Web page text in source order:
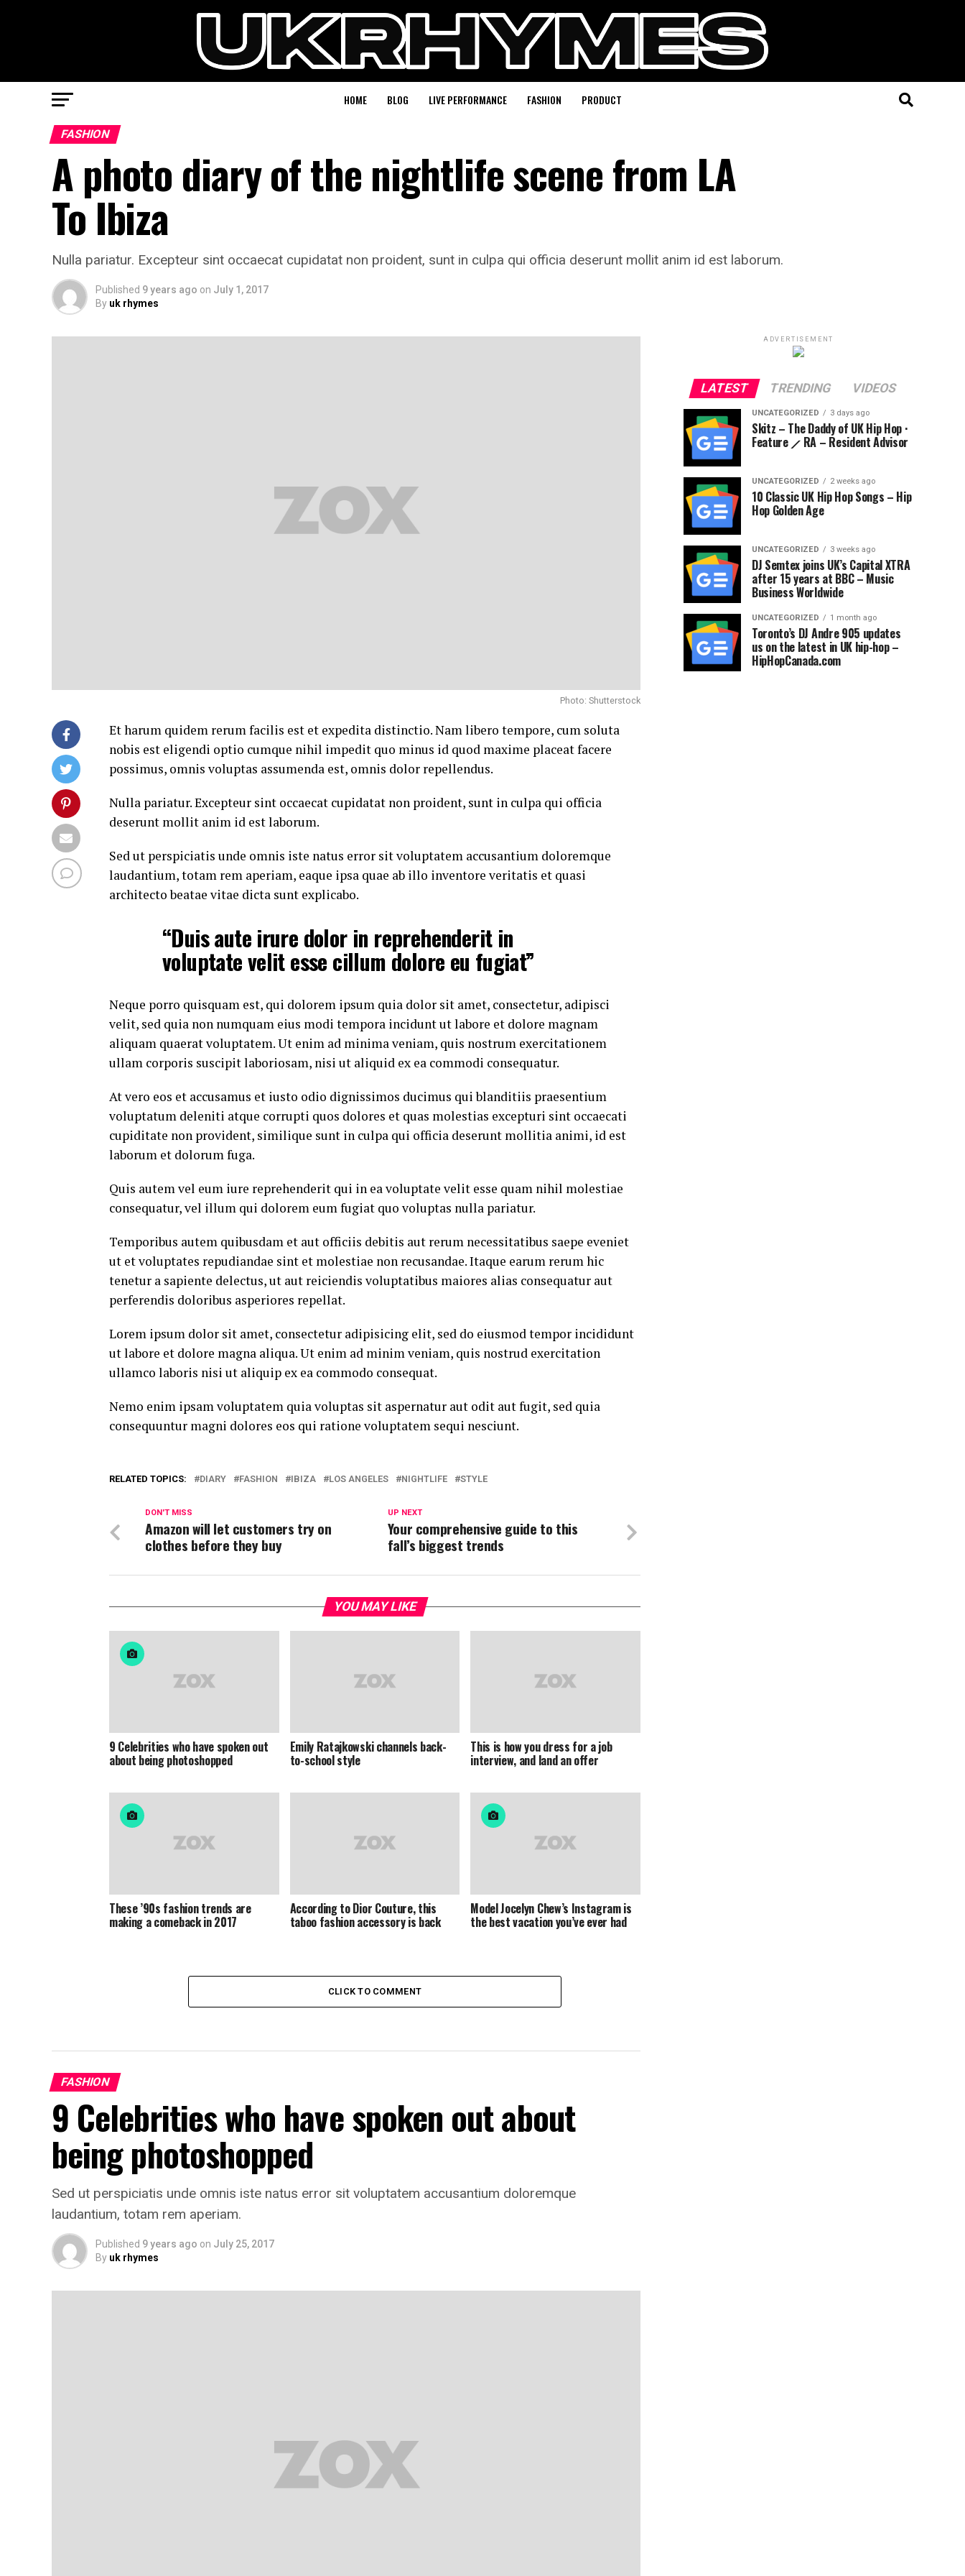
HOME BLOG LIVE PERFORMANCE FASHION PRODUCT
FASHION
A photo diary of the nightlife scene from LA
To Ibiza
Nulla pariatur. Excepteur sint occaecat cupidatat non proident, sunt in culpa qui officia deserunt mollit anim id est laborum.
Published 9 years ago on July 1, 2017
By uk rhymes
Photo: Shutterstock
Et harum quidem rerum facilis est et expedita distinctio. Nam libero tempore, cum soluta
nobis est eligendi optio cumque nihil impedit quo minus id quod maxime placeat facere
possimus, omnis voluptas assumenda est, omnis dolor repellendus.
Nulla pariatur. Excepteur sint occaecat cupidatat non proident, sunt in culpa qui officia
deserunt mollit anim id est laborum.
Sed ut perspiciatis unde omnis iste natus error sit voluptatem accusantium doloremque
laudantium, totam rem aperiam, eaque ipsa quae ab illo inventore veritatis et quasi
architecto beatae vitae dicta sunt explicabo.
“Duis aute irure dolor in reprehenderit in
voluptate velit esse cillum dolore eu fugiat”
Neque porro quisquam est, qui dolorem ipsum quia dolor sit amet, consectetur, adipisci
velit, sed quia non numquam eius modi tempora incidunt ut labore et dolore magnam
aliquam quaerat voluptatem. Ut enim ad minima veniam, quis nostrum exercitationem
ullam corporis suscipit laboriosam, nisi ut aliquid ex ea commodi consequatur.
At vero eos et accusamus et iusto odio dignissimos ducimus qui blanditiis praesentium
voluptatum deleniti atque corrupti quos dolores et quas molestias excepturi sint occaecati
cupiditate non provident, similique sunt in culpa qui officia deserunt mollitia animi, id est
laborum et dolorum fuga.
Quis autem vel eum iure reprehenderit qui in ea voluptate velit esse quam nihil molestiae
consequatur, vel illum qui dolorem eum fugiat quo voluptas nulla pariatur.
Temporibus autem quibusdam et aut officiis debitis aut rerum necessitatibus saepe eveniet
ut et voluptates repudiandae sint et molestiae non recusandae. Itaque earum rerum hic
tenetur a sapiente delectus, ut aut reiciendis voluptatibus maiores alias consequatur aut
perferendis doloribus asperiores repellat.
Lorem ipsum dolor sit amet, consectetur adipisicing elit, sed do eiusmod tempor incididunt
ut labore et dolore magna aliqua. Ut enim ad minim veniam, quis nostrud exercitation
ullamco laboris nisi ut aliquip ex ea commodo consequat.
Nemo enim ipsam voluptatem quia voluptas sit aspernatur aut odit aut fugit, sed quia
consequuntur magni dolores eos qui ratione voluptatem sequi nesciunt.
RELATED TOPICS: DIARY FASHION IBIZA LOS ANGELES NIGHTLIFE STYLE
UP NEXT
Your comprehensive guide to this
fall’s biggest trends
DON'T MISS
Amazon will let customers try on
clothes before they buy
YOU MAY LIKE
9 Celebrities who have spoken out
about being photoshopped
Emily Ratajkowski channels back-
to-school style
This is how you dress for a job
interview, and land an offer
These ’90s fashion trends are
making a comeback in 2017
According to Dior Couture, this
taboo fashion accessory is back
Model Jocelyn Chew’s Instagram is
the best vacation you’ve ever had
CLICK TO COMMENT
FASHION
9 Celebrities who have spoken out about
being photoshopped
Sed ut perspiciatis unde omnis iste natus error sit voluptatem accusantium doloremque
laudantium, totam rem aperiam.
Published 9 years ago on July 25, 2017
By uk rhymes
ADVERTISEMENT
LATEST TRENDING VIDEOS
UNCATEGORIZED 3 days ago
Skitz – The Daddy of UK Hip Hop ·
Feature ⟋ RA – Resident Advisor
UNCATEGORIZED 2 weeks ago
10 Classic UK Hip Hop Songs – Hip
Hop Golden Age
UNCATEGORIZED 3 weeks ago
DJ Semtex joins UK’s Capital XTRA
after 15 years at BBC – Music
Business Worldwide
UNCATEGORIZED 1 month ago
Toronto’s DJ Andre 905 updates
us on the latest in UK hip-hop –
HipHopCanada.com